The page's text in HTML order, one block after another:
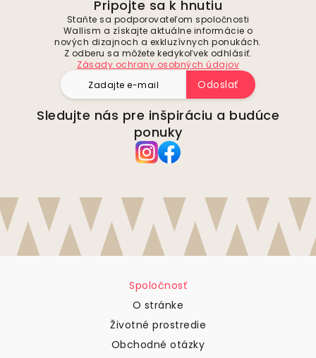
Pripojte sa k hnutiu
Staňte sa podporovateľom spoločnosti
Wallism a získajte aktuálne informácie o
nových dizajnoch a exkluzívnych ponukách.
Z odberu sa môžete kedykoľvek odhlásiť.
Zásady ochrany osobných údajov
Odoslať
Sledujte nás pre inšpiráciu a budúce
ponuky
Spoločnosť
O stránke
Životné prostredie
Obchodné otázky